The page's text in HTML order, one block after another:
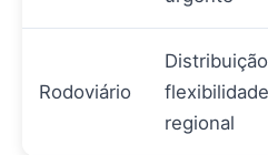
Rodoviário
flexibilidade
regional